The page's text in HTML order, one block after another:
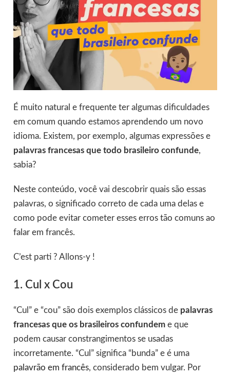
É muito natural e frequente ter algumas dificuldades
em comum quando estamos aprendendo um novo
idioma. Existem, por exemplo, algumas expressões e
palavras francesas que todo brasileiro confunde,
sabia?
Neste conteúdo, você vai descobrir quais são essas
palavras, o significado correto de cada uma delas e
como pode evitar cometer esses erros tão comuns ao
falar em francês.
C’est parti ? Allons-y !
1. Cul x Cou
“Cul” e “cou” são dois exemplos clássicos de palavras
francesas que os brasileiros confundeme que
podem causar constrangimentos se usadas
incorretamente. “Cul” significa “bunda” e é uma
palavrão em francês, considerado bem vulgar. Por